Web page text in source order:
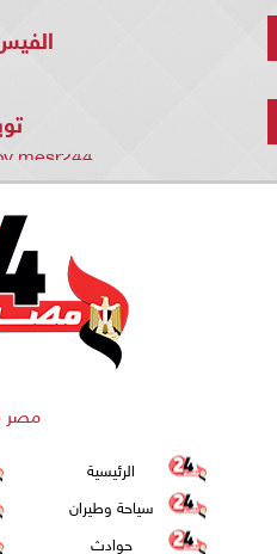
mesr244
مصر 24
الرئيسية
سياحة وطيران
حوادث